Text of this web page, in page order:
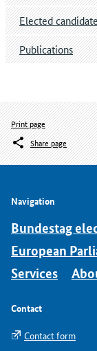
Elected
Publications
Print page
Share page
Navigation
Bundestag
European
Services
Contact
Contact form